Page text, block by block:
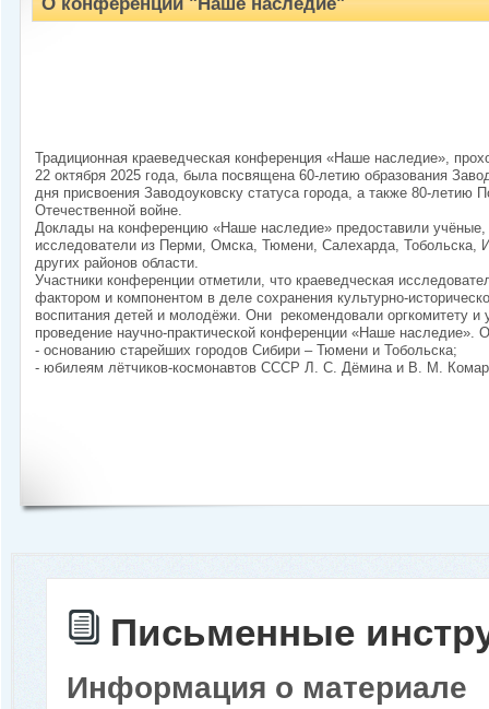
Традиционная краеведческая конференция «Наше наследие»,
22 октября 2025 года, была посвящена 60-летию образования
дня присвоения Заводоуковску статуса города, а также 80-летию
Отечественной войне.
Доклады на конференцию «Наше наследие» предоставили учёные,
исследователи из Перми, Омска, Тюмени, Салехарда, Тобольска,
других районов области.
Участники конференции отметили, что краеведческая
фактором и компонентом в деле сохранения культурно-
воспитания детей и молодёжи. Они рекомендовали оргкомитету и
проведение научно-практической конференции «Наше
- основанию старейших городов Сибири – Тюмени и Тобольска;
- юбилеям лётчиков-космонавтов СССР Л. С. Дёмина и В. М.
Письменные
Информация о материале